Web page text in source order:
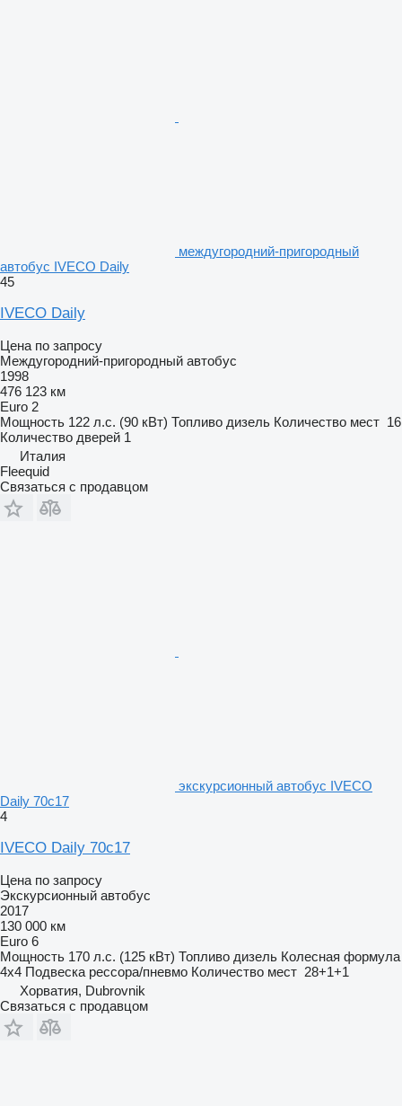
междугородний-пригородный
автобус IVECO Daily
45
IVECO Daily
Цена по запросу
Междугородний-пригородный автобус
1998
476 123 км
Euro 2
Мощность 122 л.с. (90 кВт) Топливо дизель Количество мест 16
Количество дверей 1
Италия
Fleequid
Связаться с продавцом
экскурсионный автобус IVECO
Daily 70c17
4
IVECO Daily 70c17
Цена по запросу
Экскурсионный автобус
2017
130 000 км
Euro 6
Мощность 170 л.с. (125 кВт) Топливо дизель Колесная формула
4x4 Подвеска рессора/пневмо Количество мест 28+1+1
Хорватия, Dubrovnik
Связаться с продавцом